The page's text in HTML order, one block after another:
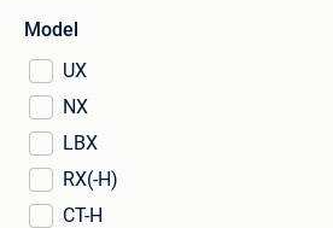
Model
UX
NX
LBX
RX(-H)
CT-H